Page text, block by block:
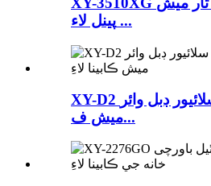
پينل لاء ...
XY-D2 اسٽينلیس سٹیل سلائيور ڊبل وائر
ميش ف...